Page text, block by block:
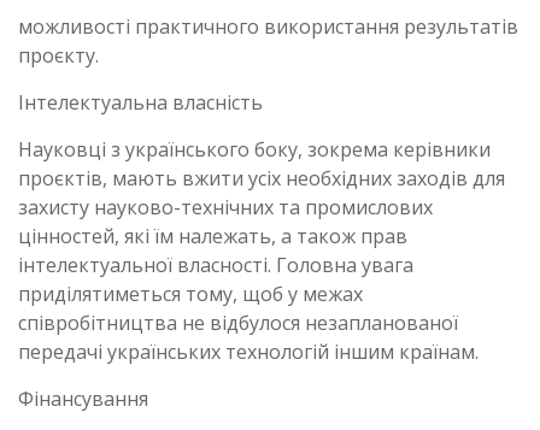
можливості практичного використання результатів
проєкту.
Інтелектуальна власність
Науковці з українського боку, зокрема керівники
проєктів, мають вжити усіх необхідних заходів для
захисту науково-технічних та промислових
цінностей, які їм належать, а також прав
інтелектуальної власності. Головна увага
приділятиметься тому, щоб у межах
співробітництва не відбулося незапланованої
передачі українських технологій іншим країнам.
Фінансування